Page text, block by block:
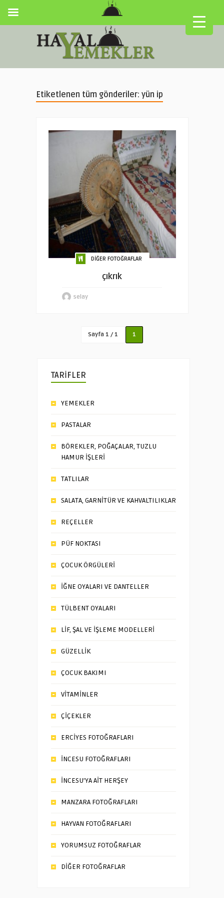
Etiketlenen tüm gönderiler: yün ip
DİĞER FOTOĞRAFLAR
çıkrık
selay
Sayfa 1 / 1 1
TARİFLER
YEMEKLER
PASTALAR
BÖREKLER, POĞAÇALAR, TUZLU
HAMUR İŞLERİ
TATLILAR
SALATA, GARNİTÜR VE KAHVALTILIKLAR
REÇELLER
PÜF NOKTASI
ÇOCUK ÖRGÜLERİ
İĞNE OYALARI VE DANTELLER
TÜLBENT OYALARI
LİF, ŞAL VE İŞLEME MODELLERİ
GÜZELLİK
ÇOCUK BAKIMI
VİTAMİNLER
ÇİÇEKLER
ERCİYES FOTOĞRAFLARI
İNCESU FOTOĞRAFLARI
İNCESU’YA AİT HERŞEY
MANZARA FOTOĞRAFLARI
HAYVAN FOTOĞRAFLARI
YORUMSUZ FOTOĞRAFLAR
DİĞER FOTOĞRAFLAR